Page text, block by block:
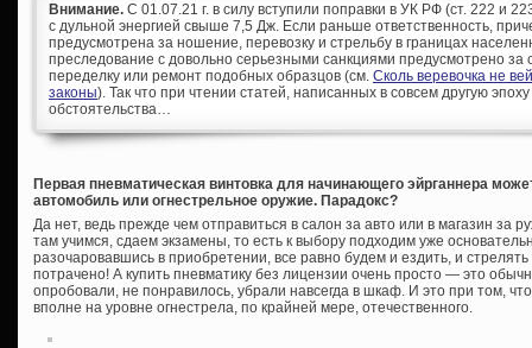
Внимание. С 01.07.21 г. в силу вступили поправки в УК РФ (ст. 222 и
с дульной энергией свыше 7,5 Дж. Если раньше ответственность,
предусмотрена за ношение, перевозку и стрельбу в границах
преследование с довольно серьезными санкциями предусмотрено за
переделку или ремонт подобных образцов (см. Сколь веревочка не
законы). Так что при чтении статей, написанных в совсем другую
обстоятельства…
Первая пневматическая винтовка для начинающего эйрганнера
автомобиль или огнестрельное оружие. Парадокс?
Да нет, ведь прежде чем отправиться в салон за авто или в магазин за
там учимся, сдаем экзамены, то есть к выбору подходим уже
разочаровавшись в приобретении, все равно будем и ездить, и
потрачено! А купить пневматику без лицензии очень просто — это
опробовали, не понравилось, убрали навсегда в шкаф. И это при том,
вполне на уровне огнестрела, по крайней мере, отечественного.